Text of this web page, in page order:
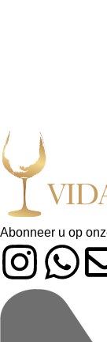
Abonneer u op